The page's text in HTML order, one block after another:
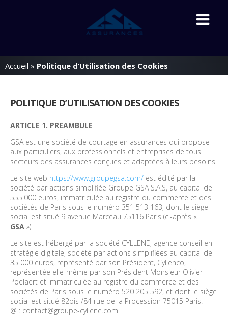
Accueil » Politique d’Utilisation des Cookies
POLITIQUE D’UTILISATION DES COOKIES
ARTICLE 1. PREAMBULE
GSA est une société de courtage en assurances qui propose
aux particuliers, aux professionnels et entreprises de tous
secteurs des assurances conçues et adaptées à leurs besoins.
Le site web https://www.groupegsa.com/ est édité par la
société par actions simplifiée Groupe GSA S.A.S, au capital de
555.000 euros, immatriculée au registre du commerce et des
sociétés de Paris sous le numéro 351 513 163, dont le siège
social est situé 9 avenue Marceau 75116 Paris (ci-après «
GSA »).
Le site est hébergé par la société CYLLENE, agence conseil en
stratégie digitale, société par actions simplifiées au capital de
35 000 euros, représenté par son Président, Cyllenco,
représentée elle-même par son Président Monsieur Olivier
Poelaert et immatriculée au registre du commerce et des
sociétés de Paris sous le numéro 520 205 592, et dont le siège
social est situé 82bis /84 rue de la Procession 75015 Paris.
@ : contact@groupe-cyllene.com